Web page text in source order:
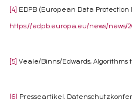
[4] EDPB (European Data
https://edpb.europa.eu/news/news/
[5] Veale/Binns/Edwards, Algorithms